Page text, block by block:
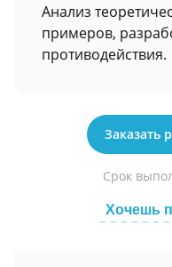
Анализ
примеров,
противодействия.
Заказать
Срок
Хочешь